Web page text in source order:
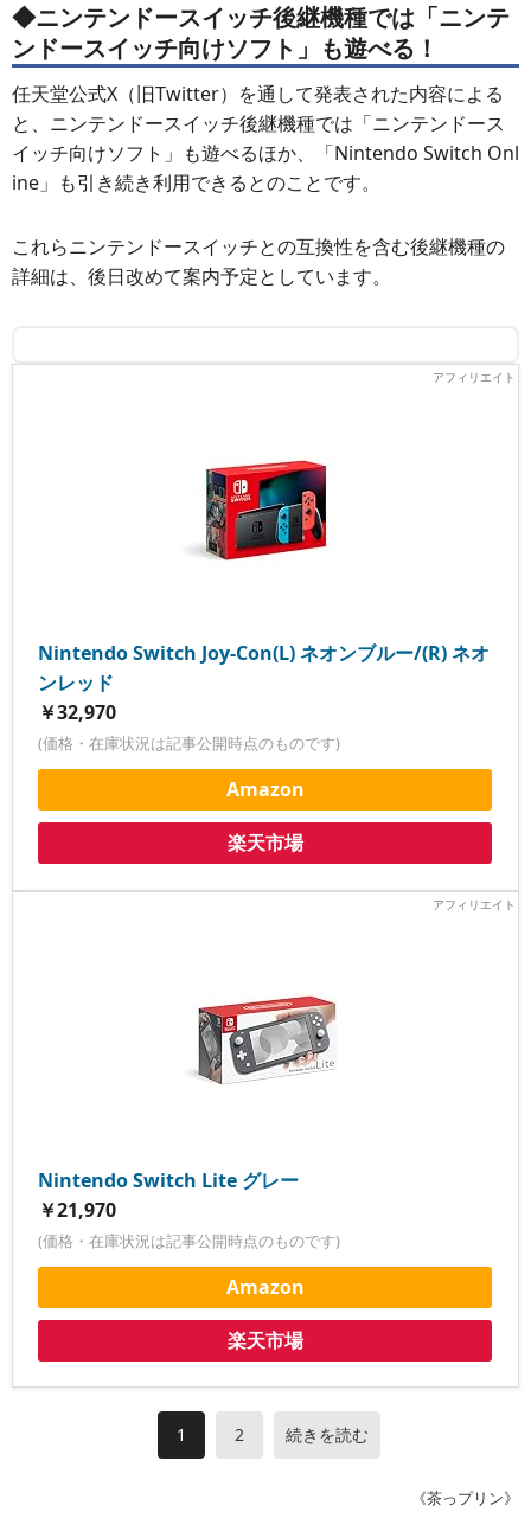
◆ニンテンドースイッチ後継機種では「ニンテ
ンドースイッチ向けソフト」も遊べる！
任天堂公式X（旧Twitter）を通して発表された内容による
と、ニンテンドースイッチ後継機種では「ニンテンドース
イッチ向けソフト」も遊べるほか、「Nintendo Switch Onl
ine」も引き続き利用できるとのことです。
これらニンテンドースイッチとの互換性を含む後継機種の
詳細は、後日改めて案内予定としています。
Nintendo Switch Joy-Con(L) ネオンブルー/(R) ネオ
ンレッド
￥32,970
(価格・在庫状況は記事公開時点のものです)
Amazon
楽天市場
Nintendo Switch Lite グレー
￥21,970
(価格・在庫状況は記事公開時点のものです)
Amazon
楽天市場
1 2 続きを読む
《茶っプリン》